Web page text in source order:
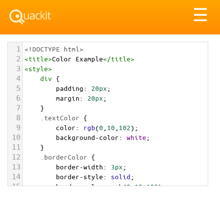
☰
1 <!DOCTYPE html>
2 <title>Color Example</title>
3 <style>
4 div {
5 padding: 20px;
6 margin: 20px;
7 }
8 .textColor {
9 color: rgb(0 10 102);
10 background-color: white;
11 }
12 .borderColor {
13 border-width: 3px;
14 border-style: solid;
15 border-color: rgb(0,10,102);